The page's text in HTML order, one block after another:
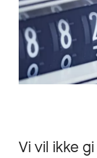
Vi vil ikke